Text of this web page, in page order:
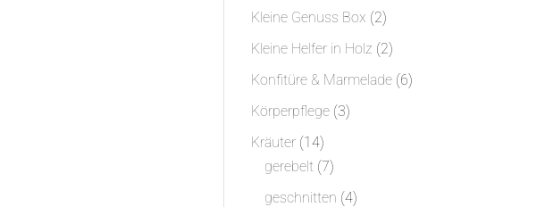
Produkt
Kleine Genuss Box 22
Produkte
Kleine Helfer in Holz 22
Produkte
Konfitüre & Marmelade 66
Körperpflege 33
Kräuter 1414
Produkte
gerebelt 77
Produkte
geschnitten 44